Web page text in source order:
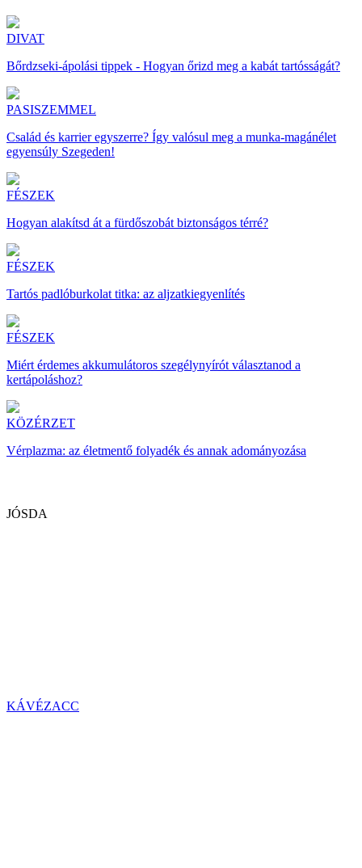
DIVAT
Bőrdzseki-ápolási tippek - Hogyan őrizd meg a kabát tartósságát?
PASISZEMMEL
Család és karrier egyszerre? Így valósul meg a munka-magánélet
egyensúly Szegeden!
FÉSZEK
Hogyan alakítsd át a fürdőszobát biztonságos térré?
FÉSZEK
Tartós padlóburkolat titka: az aljzatkiegyenlítés
FÉSZEK
Miért érdemes akkumulátoros szegélynyírót választanod a
kertápoláshoz?
KÖZÉRZET
Vérplazma: az életmentő folyadék és annak adományozása
JÓSDA
KÁVÉZACC